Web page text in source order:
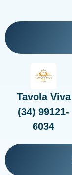
Tavola Viva
(34) 99121-
6034